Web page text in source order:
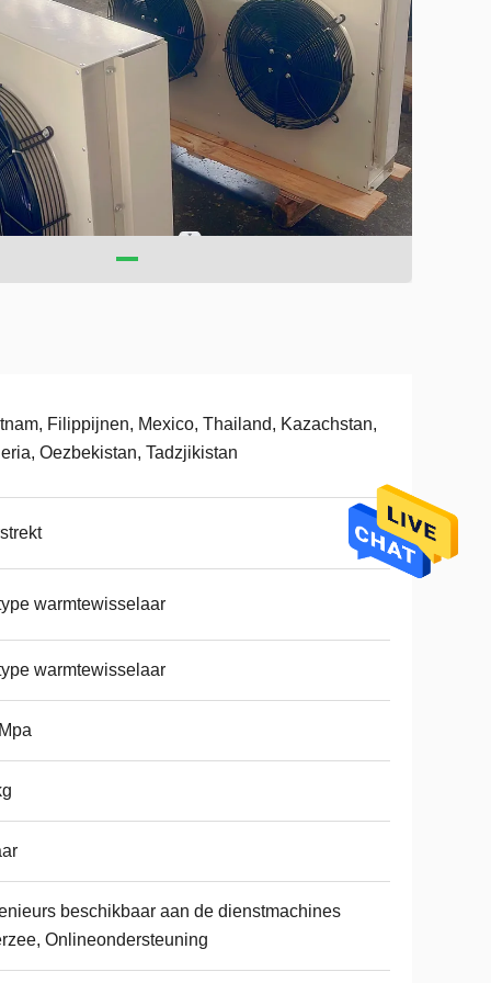
Filippijnen, Mexico, Thailand, Kazachstan,
Oezbekistan, Tadzjikistan
warmtewisselaar
warmtewisselaar
beschikbaar aan de dienstmachines
Onlineondersteuning